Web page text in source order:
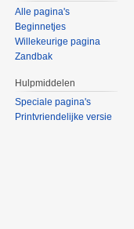
Alle pagina's
Beginnetjes
Willekeurige pagina
Zandbak
Hulpmiddelen
Speciale pagina's
Printvriendelijke versie